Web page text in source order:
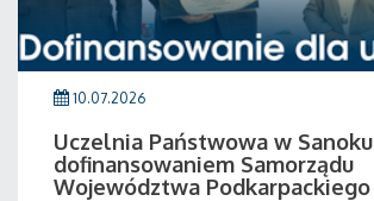
10.07.2026
Uczelnia Państwowa w
dofinansowaniem Samorządu
Województwa Podkarpackiego